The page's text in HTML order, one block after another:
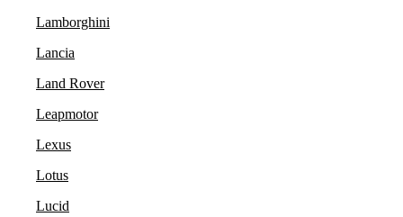
Lamborghini
Lancia
Land Rover
Leapmotor
Lexus
Lotus
Lucid